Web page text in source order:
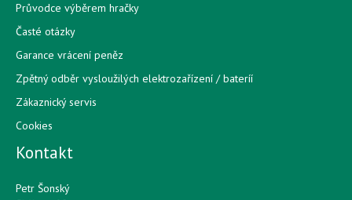
Průvodce výběrem hračky
Časté otázky
Garance vrácení peněz
Zpětný odběr vysloužilých elektrozařízení / bateríí
Zákaznický servis
Cookies
Kontakt
Petr Šonský